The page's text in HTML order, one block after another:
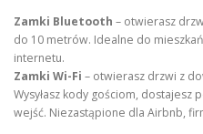
Zamki Bluetooth – otwierasz
do 10 metrów. Idealne do
internetu.
Zamki Wi-Fi – otwierasz drzwi z
Wysyłasz kody gościom,
wejść. Niezastąpione dla Airbnb,